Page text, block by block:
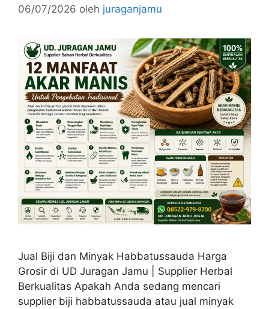
06/07/2026 oleh juraganjamu
Jual Biji dan Minyak Habbatussauda Harga
Grosir di UD Juragan Jamu | Supplier Herbal
Berkualitas Apakah Anda sedang mencari
supplier biji habbatussauda atau jual minyak